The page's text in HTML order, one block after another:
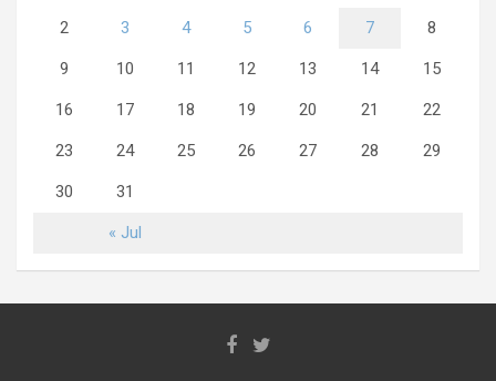
« Jul
2 3 4 5 6 7 8
9 10 11 12 13 14 15
16 17 18 19 20 21 22
23 24 25 26 27 28 29
30 31